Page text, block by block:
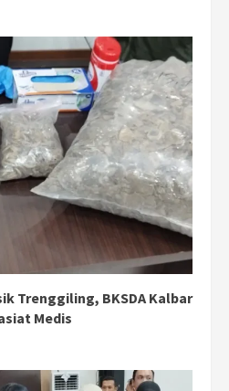
Trenggiling, BKSDA Kalbar
Medis